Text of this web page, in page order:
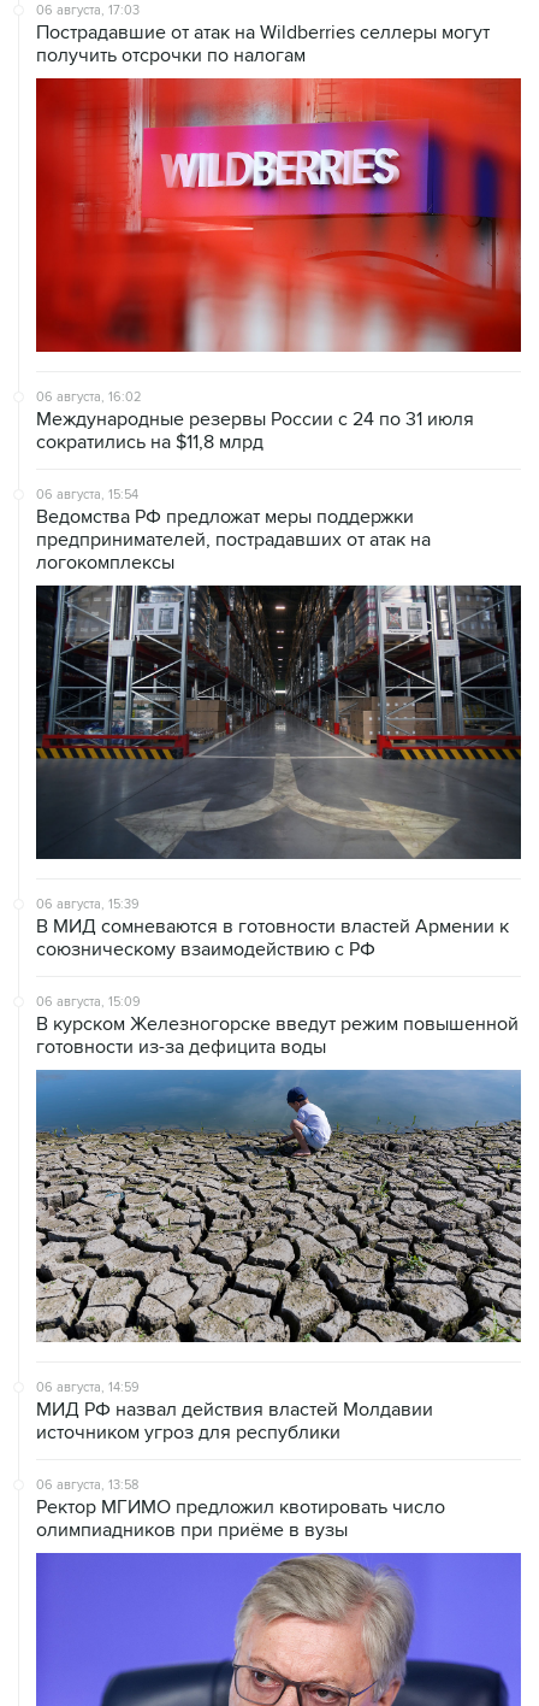
06 августа, 17:03
Пострадавшие от атак на Wildberries селлеры могут
получить отсрочки по налогам
06 августа, 16:02
Международные резервы России с 24 по 31 июля
сократились на $11,8 млрд
06 августа, 15:54
Ведомства РФ предложат меры поддержки
предпринимателей, пострадавших от атак на
логокомплексы
06 августа, 15:39
В МИД сомневаются в готовности властей Армении к
союзническому взаимодействию с РФ
06 августа, 15:09
В курском Железногорске введут режим повышенной
готовности из-за дефицита воды
06 августа, 14:59
МИД РФ назвал действия властей Молдавии
источником угроз для республики
06 августа, 13:58
Ректор МГИМО предложил квотировать число
олимпиадников при приёме в вузы